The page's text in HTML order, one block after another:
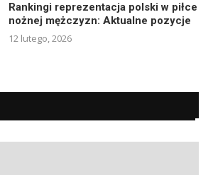
Rankingi reprezentacja polski w piłce
nożnej mężczyzn: Aktualne pozycje
12 lutego, 2026